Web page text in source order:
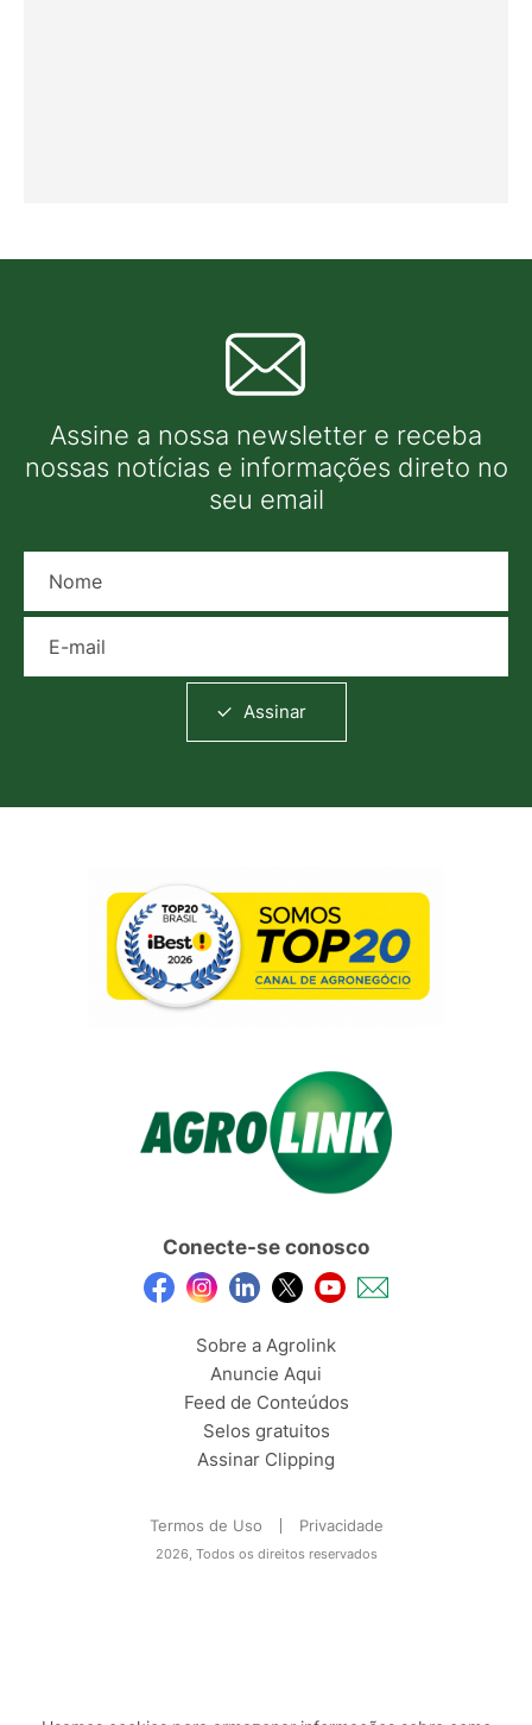
Assine a nossa newsletter e receba
nossas notícias e informações direto no
seu email
Assinar
Conecte-se conosco
Sobre a Agrolink
Anuncie Aqui
Feed de Conteúdos
Selos gratuitos
Assinar Clipping
Termos de Uso Privacidade
2026, Todos os direitos reservados